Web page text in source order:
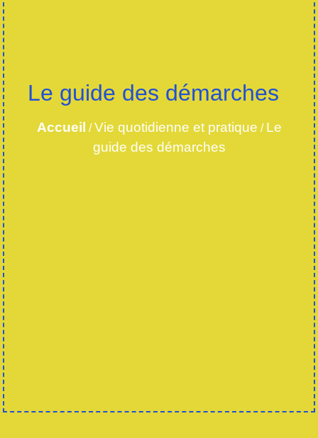
Le guide des démarches
Accueil /Vie quotidienne et pratique / Le
guide des démarches